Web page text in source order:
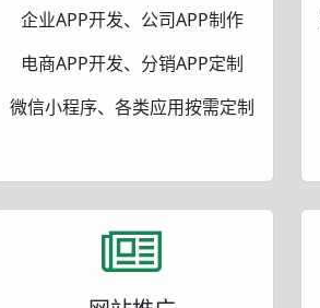
企业APP开发、公司APP制作
电商APP开发、分销APP定制
微信小程序、各类应用按需定制